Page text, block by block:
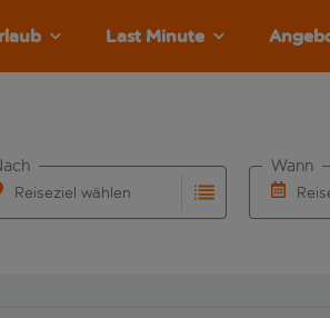
Last Minute
Reiseziel wählen
Wann